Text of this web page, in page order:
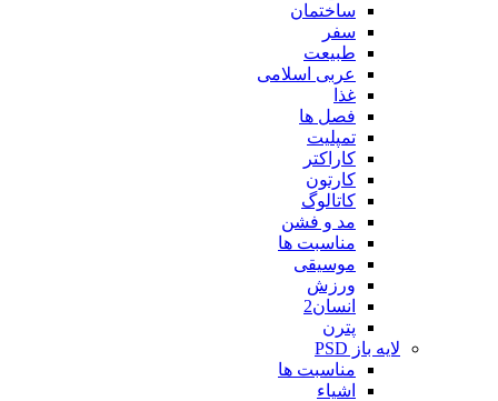
ساختمان
سفر
طبیعت
عربی اسلامی
غذا
فصل ها
تمپلیت
کاراکتر
کارتون
کاتالوگ
مد و فشن
مناسبت ها
موسیقی
ورزش
انسان2
پترن
لایه باز PSD
مناسبت ها
اشیاء